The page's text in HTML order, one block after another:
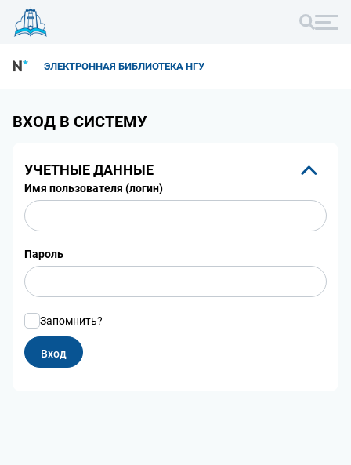
ЭЛЕКТРОННАЯ БИБЛИОТЕКА НГУ
ВХОД В СИСТЕМУ
УЧЕТНЫЕ ДАННЫЕ
Имя пользователя (логин)
Пароль
Запомнить?